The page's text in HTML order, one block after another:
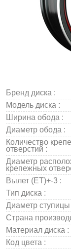
Бренд диска :
Модель диска :
Ширина обода :
Диаметр обода :
Количество
отверстий :
Диаметр
крепежных
Вылет (ET)+-3 :
Тип диска :
Диаметр ступицы
Страна
Материал диска :
Код цвета :